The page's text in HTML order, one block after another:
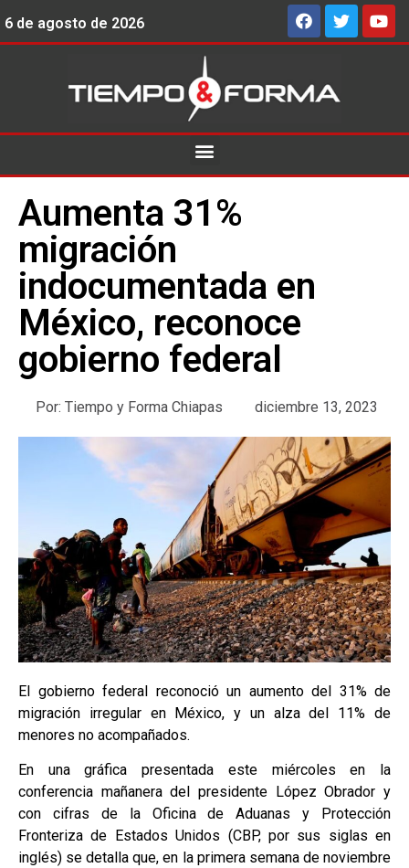
6 de agosto de 2026
Aumenta 31%
migración
indocumentada en
México, reconoce
gobierno federal
Por: Tiempo y Forma Chiapas diciembre 13, 2023
El gobierno federal reconoció un aumento del 31% de
migración irregular en México, y un alza del 11% de
menores no acompañados.
En una gráfica presentada este miércoles en la
conferencia mañanera del presidente López Obrador y
con cifras de la Oficina de Aduanas y Protección
Fronteriza de Estados Unidos (CBP, por sus siglas en
inglés) se detalla que, en la primera semana de noviembre